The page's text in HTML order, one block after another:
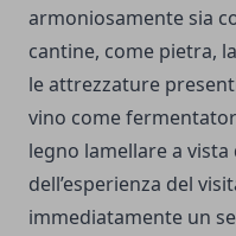
armoniosamente sia
cantine, come pietra,
le attrezzature
vino come
legno lamellare a
dell’esperienza del
immediatamente un